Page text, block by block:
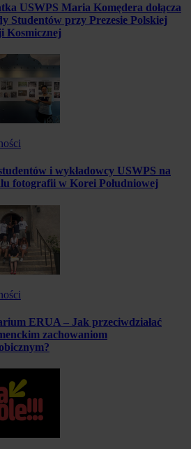
USWPS Maria Komędera dołącza
Studentów przy Prezesie Polskiej
Kosmicznej
i wykładowcy USWPS na
fotografii w Korei Południowej
ERUA – Jak przeciwdziałać
zachowaniom